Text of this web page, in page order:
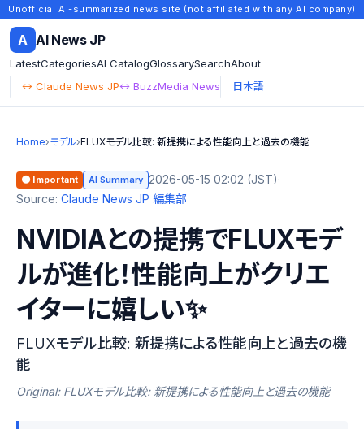
Unofficial AI-summarized news site (not affiliated with any AI company)
A AI News JP
LatestCategoriesAI CatalogGlossarySearchAbout
↔ Claude News JP↔ BuzzMedia News 日本語
Home›モデル›FLUXモデル比較: 新提携による性能向上と過去の機能
🟠 Important AI Summary 2026-05-15 02:02 (JST)·
Source: Claude News JP 編集部
NVIDIAとの提携でFLUXモデ
ルが進化！性能向上がクリエ
イターに嬉しい✨
FLUXモデル比較: 新提携による性能向上と過去の機
能
Original: FLUXモデル比較: 新提携による性能向上と過去の機能